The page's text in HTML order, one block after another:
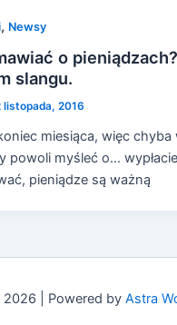
, Newsy
o
slangu.
listopada, 2016
miesiąca, więc
powoli myśleć o…
pieniądze są ważną
| Powered by Astra